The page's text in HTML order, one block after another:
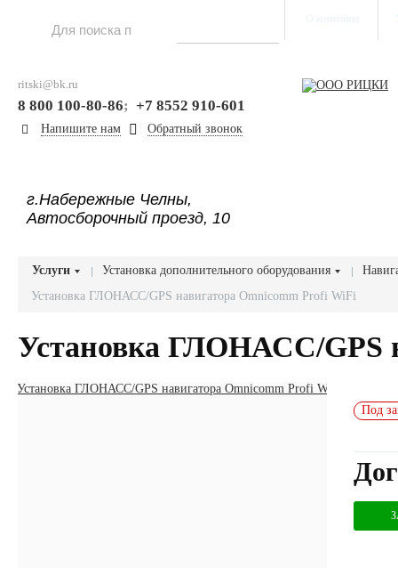
ritski@bk.ru
8 800 100-80-86; +7 8552 910-601
Напишите нам Обратный звонок
г.Набережные Челны,
Автосборочный проезд, 10
Услуги Установка дополнительного оборудования
Установка ГЛОНАСС/GPS навигатора Omnicomm Profi WiFi
Установка ГЛОНАСС/GPS
Под